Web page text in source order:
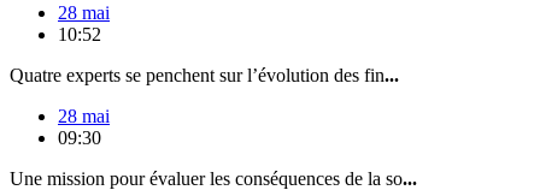
28 mai
10:52
Quatre experts se penchent sur l’évolution des fin...
28 mai
09:30
Une mission pour évaluer les conséquences de la so...